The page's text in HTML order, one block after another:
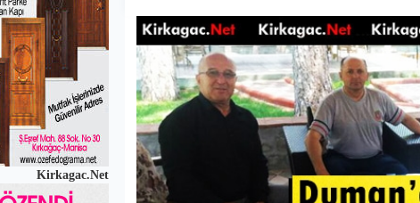
Kirkagac.Net